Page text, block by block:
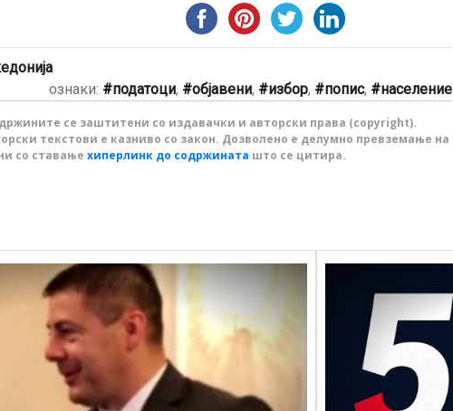
ознаки:
податоци, објавени, избор, попис, население
се заштитени со издавачки и авторски права (copyright).
текстови е казниво со закон. Дозволено е делумно превземање на
со ставање хиперлинк до содржината што се цитира.